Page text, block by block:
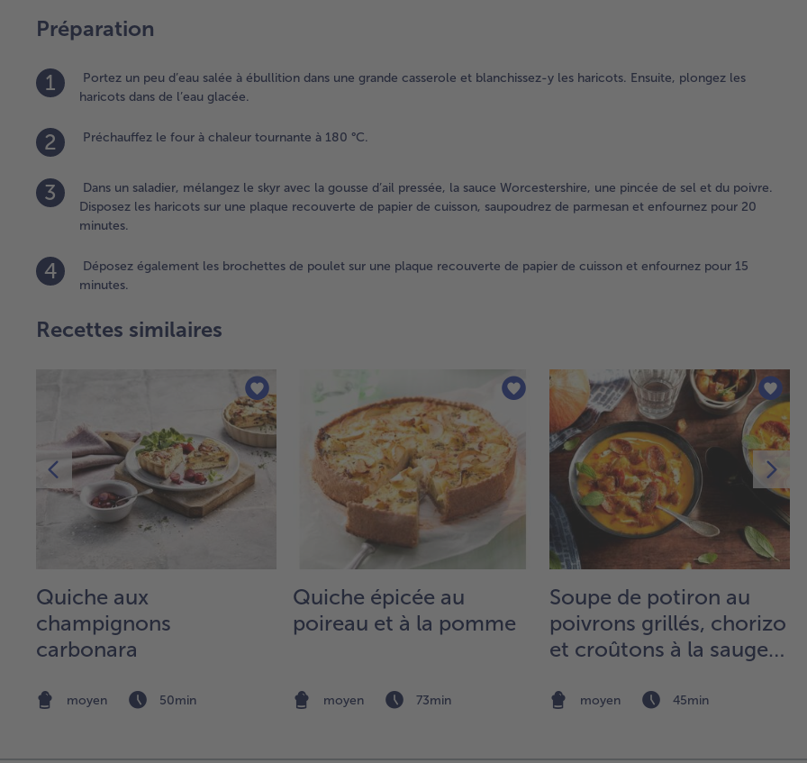
4.
les
Préparation
1
Portez un peu d’eau salée à ébullition dans une grande casserole et blanchissez-y les haricots. Ensuite, plongez les
haricots dans de l’eau glacée.
2 Préchauffez le four à chaleur tournante à 180 °C.
3
Dans un saladier, mélangez le skyr avec la gousse d’ail pressée, la sauce Worcestershire, une pincée de sel et du poivre.
Disposez les haricots sur une plaque recouverte de papier de cuisson, saupoudrez de parmesan et enfournez pour 20
minutes.
4
Déposez également les brochettes de poulet sur une plaque recouverte de papier de cuisson et enfournez pour 15
minutes.
Recettes similaires
Quiche aux
champignons
carbonara
moyen 50min
Quiche épicée au
poireau et à la pomme
moyen 73min
Soupe de potiron au
poivrons grillés, chorizo
et croûtons à la sauge
moyen 45min